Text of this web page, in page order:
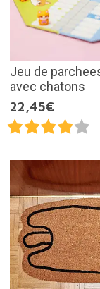
Jeu de
avec chatons
22,45€